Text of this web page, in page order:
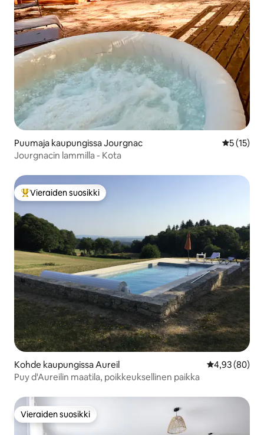
Puumaja kaupungissa Jourgnac
5 (15)
Jourgnacin lammilla - Kota
Vieraiden suosikkien parhaimmistoa
Vieraiden suosikki
Kohde kaupungissa Aureil
4,93 (80)
Puy d'Aureilin maatila, poikkeuksellinen paikka
Vieraiden suosikki
Vieraiden suosikki